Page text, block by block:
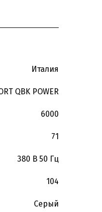
Италия
QBK POWER
6000
71
380 В 50 Гц
104
Серый